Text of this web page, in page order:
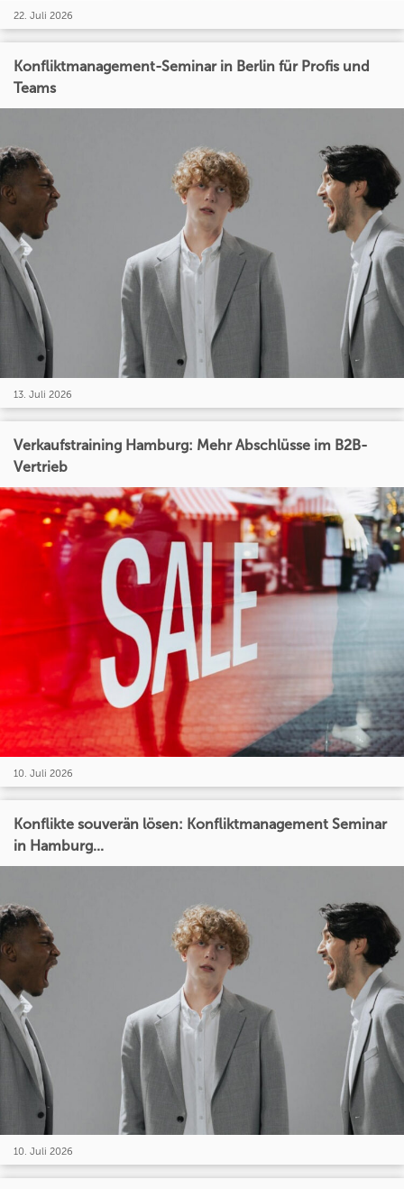
22. Juli 2026
Konfliktmanagement-Seminar in Berlin für Profis und
Teams
13. Juli 2026
Verkaufstraining Hamburg: Mehr Abschlüsse im B2B-
Vertrieb
10. Juli 2026
Konflikte souverän lösen: Konfliktmanagement Seminar
in Hamburg...
10. Juli 2026